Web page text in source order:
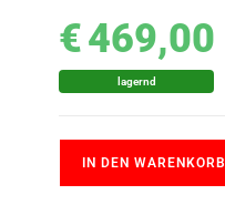
€469,00
lagernd
IN DEN WARENKORB